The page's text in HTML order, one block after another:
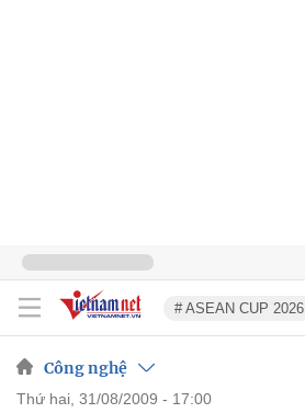
# ASEAN CUP 2026
Công nghệ
thứ hai, 31/08/2009 - 17:00